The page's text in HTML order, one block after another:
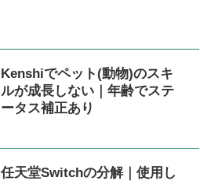
Kenshiでペット(動物)のスキ
ルが成長しない｜年齢でステ
ータス補正あり
任天堂Switchの分解｜使用し